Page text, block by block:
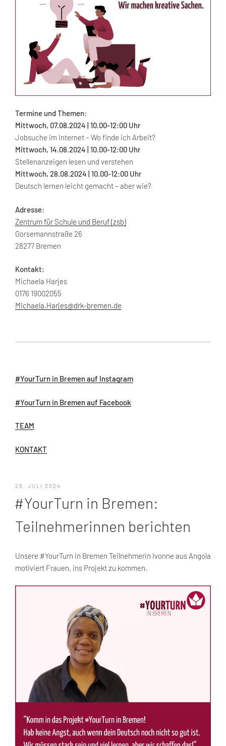
Termine und Themen:
Mittwoch, 07.08.2024 | 10.00-12:00 Uhr
Jobsuche im Internet – Wo finde ich Arbeit?
Mittwoch, 14.08.2024 | 10.00-12:00 Uhr
Stellenanzeigen lesen und verstehen
Mittwoch, 28.08.2024 | 10.00-12:00 Uhr
Deutsch lernen leicht gemacht – aber wie?
Adresse:
Zentrum für Schule und Beruf (zsb)
Gorsemannstraße 26
28277 Bremen
Kontakt:
Michaela Harjes
0176 19002055
Michaela.Harjes@drk-bremen.de
#YourTurn in Bremen auf Instagram
#YourTurn in Bremen auf Facebook
TEAM
KONTAKT
VERÖFFENTLICHT
29. JULI 2024
#YourTurn in Bremen:
Teilnehmerinnen berichten
Unsere #YourTurn in Bremen Teilnehmerin Ivonne aus Angola
motiviert Frauen, ins Projekt zu kommen.